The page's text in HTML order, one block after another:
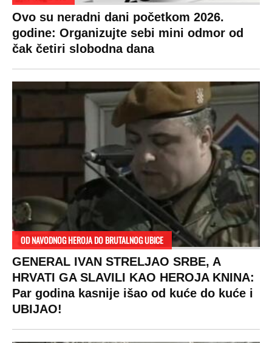
DRAMA ZBOG LJUBAVNE PRIČE
Zbog svadbe trudne Srpkinje i Albanca
proradio nacionalizam! Popljuvali ih samo
tako: "Ti si svoje srpsko izdala"